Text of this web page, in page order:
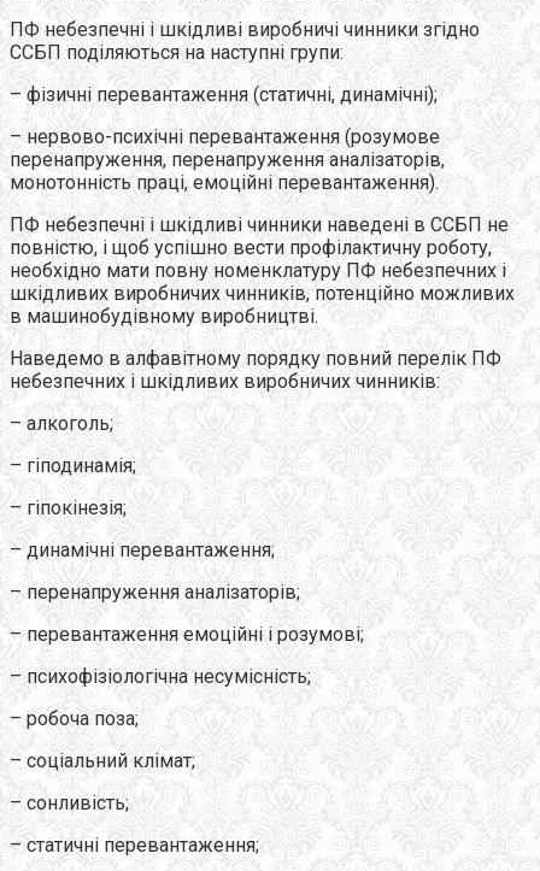
ПФ небезпечні і шкідливі виробничі чинники згідно
ССБП поділяються на наступні групи:
– фізичні перевантаження (статичні, динамічні);
– нервово-психічні перевантаження (розумове
перенапруження, перенапруження аналізаторів,
монотонність праці, емоційні перевантаження).
ПФ небезпечні і шкідливі чинники наведені в ССБП не
повністю, і щоб успішно вести профілактичну роботу,
необхідно мати повну номенклатуру ПФ небезпечних і
шкідливих виробничих чинників, потенційно можливих
в машинобудівному виробництві.
Наведемо в алфавітному порядку повний перелік ПФ
небезпечних і шкідливих виробничих чинників:
– алкоголь;
– гіподинамія;
– гіпокінезія;
– динамічні перевантаження;
– перенапруження аналізаторів;
– перевантаження емоційні і розумові;
– психофізіологічна несумісність;
– робоча поза;
– соціальний клімат;
– сонливість;
– статичні перевантаження;